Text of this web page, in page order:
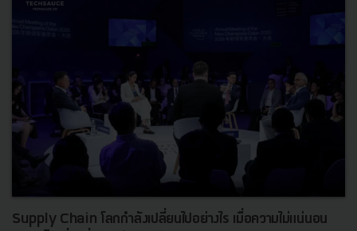
Supply Chain โลกกำลังเปลี่ยนไปอย่างไร เมื่อความไม่แน่นอน